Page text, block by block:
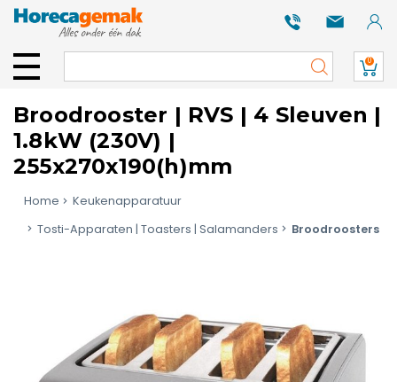
0
Broodrooster | RVS | 4 Sleuven |
1.8kW (230V) |
255x270x190(h)mm
Home
Keukenapparatuur
Tosti-Apparaten | Toasters | Salamanders
Broodroosters